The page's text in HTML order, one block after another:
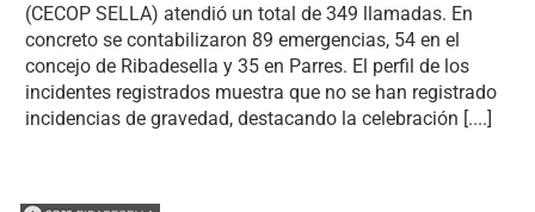
(CECOP SELLA) atendió un total de 349 llamadas. En
concreto se contabilizaron 89 emergencias, 54 en el
concejo de Ribadesella y 35 en Parres. El perfil de los
incidentes registrados muestra que no se han registrado
incidencias de gravedad, destacando la celebración [....]